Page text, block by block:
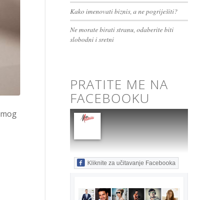
Kako imenovati biznis, a ne pogriješiti?
Ne morate birati stranu, odaberite biti
slobodni i sretni
PRATITE ME NA
FACEBOOKU
Kliknite za učitavanje Facebooka